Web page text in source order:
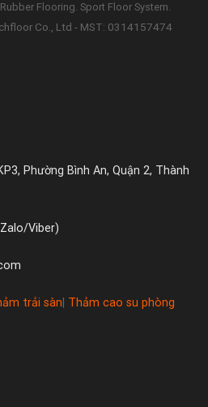
Flooring. Sport Floor System.
Co., Ltd - MST: 0314157474
Phường Bình An, Quận 2, Thành
Viber)
trải sàn Thảm cao su phòng